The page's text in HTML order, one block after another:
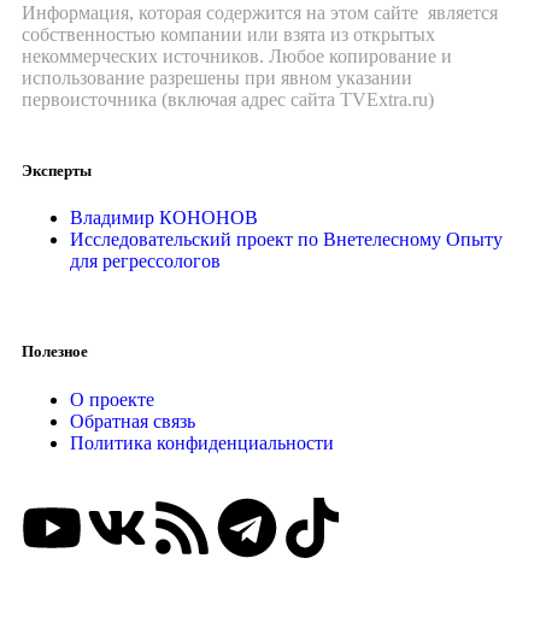
Информация, которая содержится на этом сайте является
собственностью компании или взята из открытых
некоммерческих источников. Любое копирование и
использование разрешены при явном указании
первоисточника (включая адрес сайта TVExtra.ru)
Эксперты
Владимир КОНОНОВ
Исследовательский проект по Внетелесному Опыту
для регрессологов
Полезное
О проекте
Обратная связь
Политика конфиденциальности